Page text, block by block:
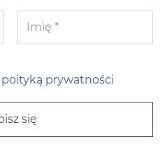
poityką prywatności